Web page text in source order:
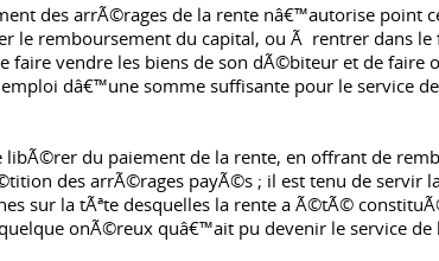
des arrÃ©rages de la rente nâ€™autorise point
le remboursement du capital, ou Ã rentrer dans
faire vendre les biens de son dÃ©biteur et de faire
dâ€™une somme suffisante pour le service
libÃ©rer du paiement de la rente, en offrant de
des arrÃ©rages payÃ©s ; il est tenu de servir
sur la tÃªte desquelles la rente a Ã©tÃ©
onÃ©reux quâ€™ait pu devenir le service de